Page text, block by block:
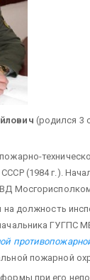
(родился 3
(1984 г.).
на должность
ГУГПС
пожарной
при его